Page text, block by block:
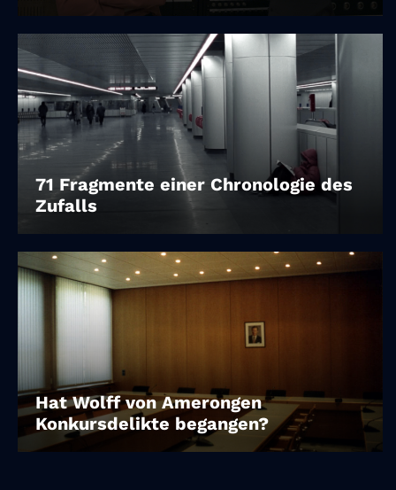
71 Fragmente einer Chronologie des
Zufalls
Hat Wolff von Amerongen
Konkursdelikte begangen?